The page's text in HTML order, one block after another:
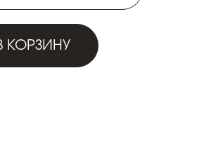
- от 5 000 ₽
- от 5 000 ₽
КОРЗИНУ